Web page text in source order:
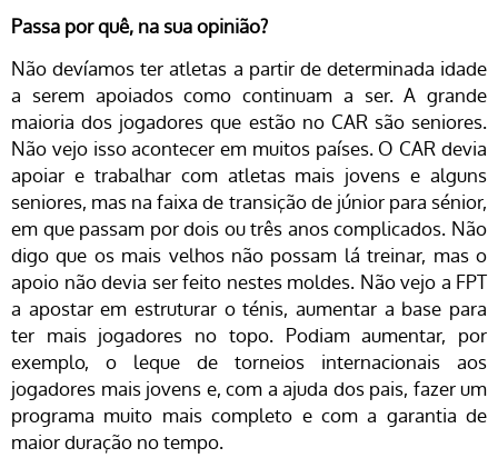
Passa por quê, na sua opinião?
Não devíamos ter atletas a partir de determinada idade
a serem apoiados como continuam a ser. A grande
maioria dos jogadores que estão no CAR são seniores.
Não vejo isso acontecer em muitos países. O CAR devia
apoiar e trabalhar com atletas mais jovens e alguns
seniores, mas na faixa de transição de júnior para sénior,
em que passam por dois ou três anos complicados. Não
digo que os mais velhos não possam lá treinar, mas o
apoio não devia ser feito nestes moldes. Não vejo a FPT
a apostar em estruturar o ténis, aumentar a base para
ter mais jogadores no topo. Podiam aumentar, por
exemplo, o leque de torneios internacionais aos
jogadores mais jovens e, com a ajuda dos pais, fazer um
programa muito mais completo e com a garantia de
maior duração no tempo.